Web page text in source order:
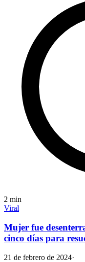
2 min
Viral
Mujer fue
cinco días para
21 de febrero de 2024·